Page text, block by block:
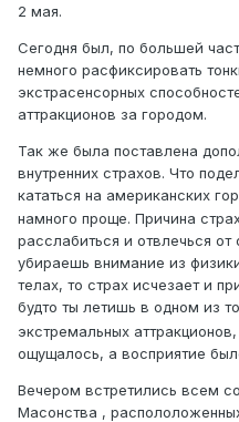
2 мая.
Сегодня был, по большей
немного расфиксировать
экстрасенсорных
аттракционов за городом.
Так же была поставлена
внутренних страхов. Что
кататься на американских
намного проще. Причина
расслабиться и отвлечься
убираешь внимание из
телах, то страх исчезает и
будто ты летишь в одном из
экстремальных
ощущалось, а восприятие
Вечером встретились всем
Масонства ,